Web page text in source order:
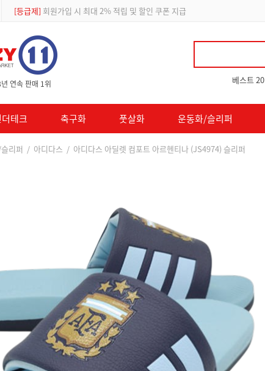
[등급제] 회원가입 시 최대 2% 적립 및 할인 쿠폰 지급
연속 판매 1위 베스트 20
테크 축구화 풋살화 운동화/슬리퍼
리퍼 / 아디다스 / 아디다스 아딜렛 컴포트 아르헨티나 (JS4974) 슬리퍼